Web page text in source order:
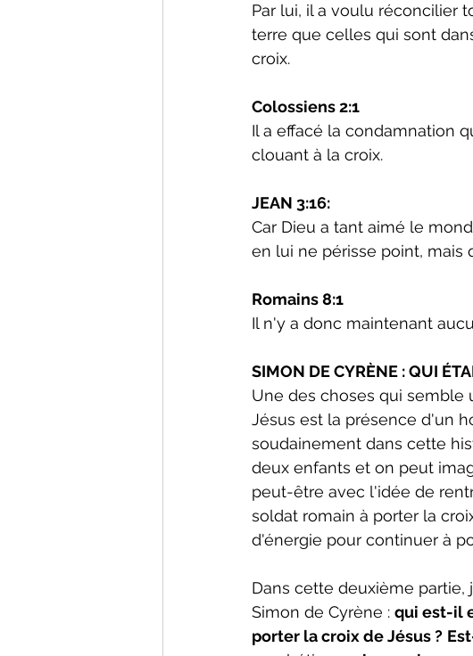
Par lui, il a voulu réconcilier
terre que celles qui sont
croix.
Colossiens 2:1
Il a effacé la condamnation
clouant à la croix.
JEAN 3:16:
Car Dieu a tant aimé le
en lui ne périsse point, mais
Romains 8:1
Il n'y a donc maintenant
SIMON DE CYRÈNE : QUI
Une des choses qui semble
Jésus est la présence d'un
soudainement dans cette
deux enfants et on peut
peut-être avec l'idée de
soldat romain à porter la
d'énergie pour continuer à
Dans cette deuxième
Simon de Cyrène : qui est-il
porter la croix de Jésus ?